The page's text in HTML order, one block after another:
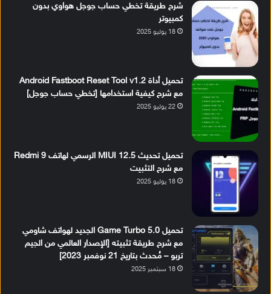
شرح طريقة تخطي حساب جوجل هواوي بدون
كمبيوتر
18 يوليو 2025
تحميل أداة Android Fastboot Reset Tool v1.2
مع شرح كيفية استخدامها [تخطي حساب جوجل]
22 يوليو 2025
تحميل تحديث MIUI 12.5 الرسمي لهاتف Redmi 9
مع شرح التثبيت
18 يوليو 2025
تحميل Game Turbo 5.0 الجديد لهواتف شاومي
مع شرح طريقة تثبيته [الإصدار العالمي من الجيم
تربو – مُحدث بتاريخ 21 نوفمبر 2023]
18 سبتمبر 2025